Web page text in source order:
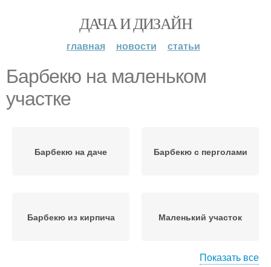
ДАЧА И ДИЗАЙН
главная новости статьи
Барбекю на маленьком
участке
Барбекю на даче Барбекю с перголами
Барбекю из кирпича Маленький участок
Показать все